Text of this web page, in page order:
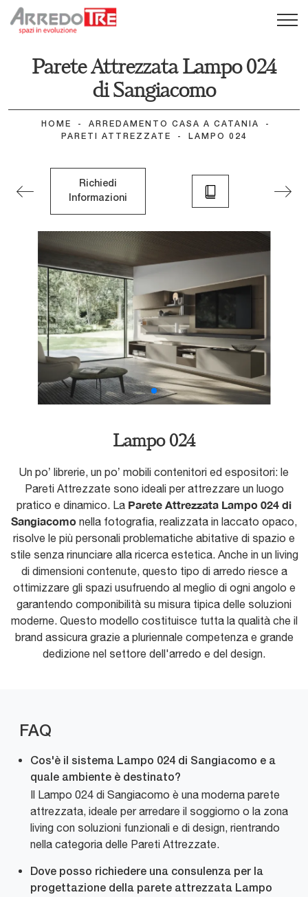
Parete Attrezzata Lampo 024
di Sangiacomo
HOME - ARREDAMENTO CASA A CATANIA
-
PARETI ATTREZZATE
- LAMPO 024
Richiedi
Informazioni
Lampo 024
Un po’ librerie, un po’ mobili contenitori ed espositori: le
Pareti Attrezzate sono ideali per attrezzare un luogo
pratico e dinamico. La Parete Attrezzata Lampo 024 di
Sangiacomo nella fotografia, realizzata in laccato opaco,
risolve le più personali problematiche abitative di spazio e
stile senza rinunciare alla ricerca estetica. Anche in un living
di dimensioni contenute, questo tipo di arredo riesce a
ottimizzare gli spazi usufruendo al meglio di ogni angolo e
garantendo componibilità su misura tipica delle soluzioni
moderne. Questo modello costituisce tutta la qualità che il
brand assicura grazie a pluriennale competenza e grande
dedizione nel settore dell'arredo e del design.
FAQ
Cos'è il sistema Lampo 024 di Sangiacomo e a
quale ambiente è destinato?
Il Lampo 024 di Sangiacomo è una moderna parete
attrezzata, ideale per arredare il soggiorno o la zona
living con soluzioni funzionali e di design, rientrando
nella categoria delle Pareti Attrezzate.
Dove posso richiedere una consulenza per la
progettazione della parete attrezzata Lampo